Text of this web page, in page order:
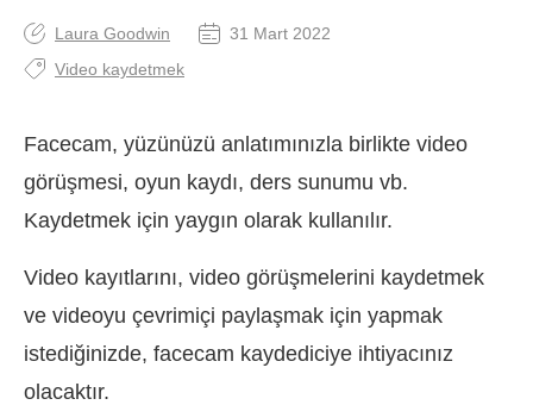
Laura Goodwin
31 Mart 2022
Video kaydetmek
Facecam, yüzünüzü anlatımınızla birlikte video
görüşmesi, oyun kaydı, ders sunumu vb.
Kaydetmek için yaygın olarak kullanılır.
Video kayıtlarını, video görüşmelerini kaydetmek
ve videoyu çevrimiçi paylaşmak için yapmak
istediğinizde, facecam kaydediciye ihtiyacınız
olacaktır.